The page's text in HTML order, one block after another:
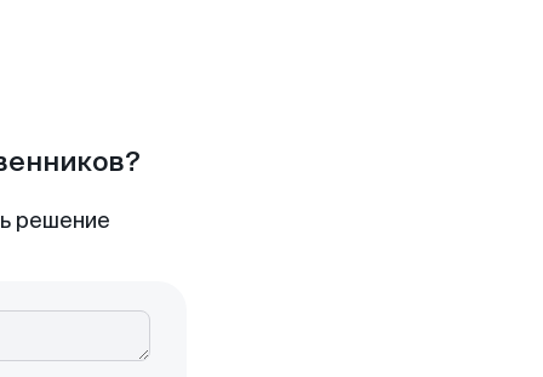
решение